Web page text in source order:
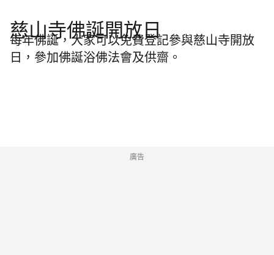
慈山寺佛誕開放日
每年佛誕，大家可以免費登記參與慈山寺開放
日，參加佛誕浴佛法會及供齋。
廣告